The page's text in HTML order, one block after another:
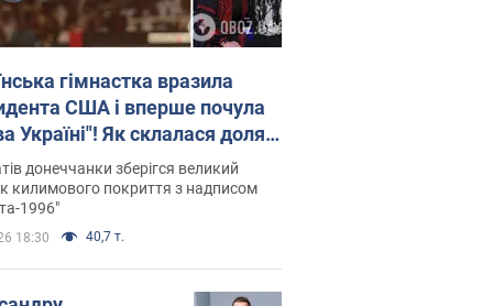
гімнастка вразила
США і вперше почула
Україні"! Як склалася доля
яка 30 років тому
"золото" Олімпіади
донеччанки зберігся великий
килимового покриття з надписом
1996"
18:30 40,7 т.